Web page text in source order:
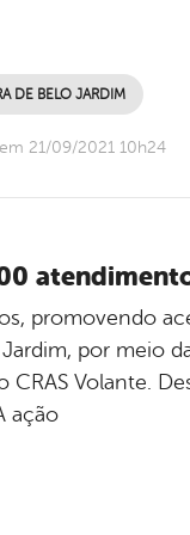
DE BELO JARDIM
21/09/2021 10h24
promovendo
por meio
Volante.
ação